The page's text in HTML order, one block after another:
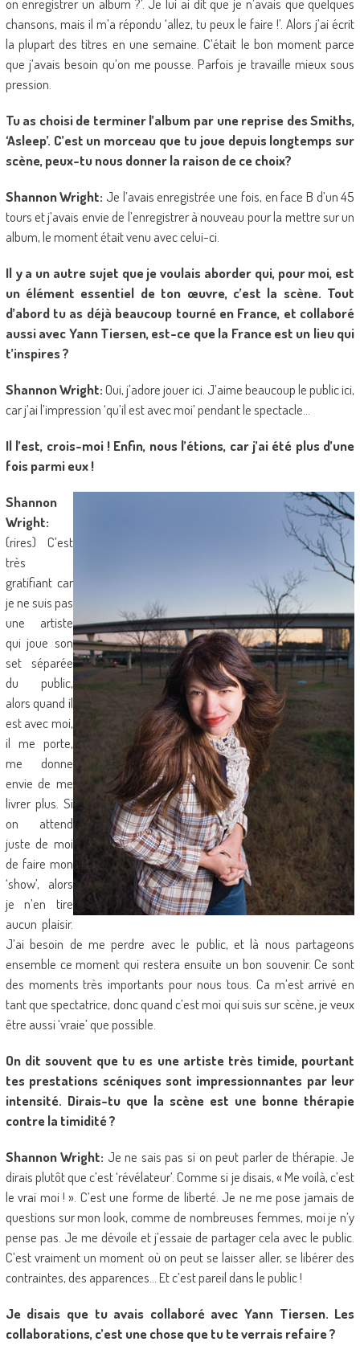
on enregistrer un album ?’. Je lui ai dit que je n’avais que quelques
chansons, mais il m’a répondu ‘allez, tu peux le faire !’. Alors j’ai écrit
la plupart des titres en une semaine. C’était le bon moment parce
que j’avais besoin qu’on me pousse. Parfois je travaille mieux sous
pression.
Tu as choisi de terminer l’album par une reprise des Smiths,
‘Asleep’. C’est un morceau que tu joue depuis longtemps sur
scène, peux-tu nous donner la raison de ce choix?
Shannon Wright: Je l’avais enregistrée une fois, en face B d’un 45
tours et j’avais envie de l’enregistrer à nouveau pour la mettre sur un
album, le moment était venu avec celui-ci.
Il y a un autre sujet que je voulais aborder qui, pour moi, est
un élément essentiel de ton œuvre, c’est la scène. Tout
d’abord tu as déjà beaucoup tourné en France, et collaboré
aussi avec Yann Tiersen, est-ce que la France est un lieu qui
t’inspires ?
Shannon Wright:Oui, j’adore jouer ici. J’aime beaucoup le public ici,
car j’ai l’impression ‘qu’il est avec moi’ pendant le spectacle…
Il l’est, crois-moi ! Enfin, nous l’étions, car j’ai été plus d’une
fois parmi eux !
Shannon
Wright:
(rires) C’est
très
gratifiant car
je ne suis pas
une artiste
qui joue son
set séparée
du public,
alors quand il
est avec moi,
il me porte,
me donne
envie de me
livrer plus. Si
on attend
juste de moi
de faire mon
‘show’, alors
je n’en tire
aucun plaisir.
J’ai besoin de me perdre avec le public, et là nous partageons
ensemble ce moment qui restera ensuite un bon souvenir. Ce sont
des moments très importants pour nous tous. Ca m’est arrivé en
tant que spectatrice, donc quand c’est moi qui suis sur scène, je veux
être aussi ‘vraie’ que possible.
On dit souvent que tu es une artiste très timide, pourtant
tes prestations scéniques sont impressionnantes par leur
intensité. Dirais-tu que la scène est une bonne thérapie
contre la timidité ?
Shannon Wright: Je ne sais pas si on peut parler de thérapie. Je
dirais plutôt que c’est ‘révélateur’. Comme si je disais, « Me voilà, c’est
le vrai moi ! ». C’est une forme de liberté. Je ne me pose jamais de
questions sur mon look, comme de nombreuses femmes, moi je n’y
pense pas. Je me dévoile et j’essaie de partager cela avec le public.
C’est vraiment un moment où on peut se laisser aller, se libérer des
contraintes, des apparences… Et c’est pareil dans le public !
Je disais que tu avais collaboré avec Yann Tiersen. Les
collaborations, c’est une chose que tu te verrais refaire ?